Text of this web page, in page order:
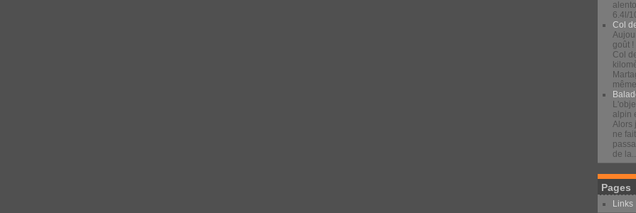
6.4l/
Col
goût
Col
alpin
Alors
ne
de
Pages
Links